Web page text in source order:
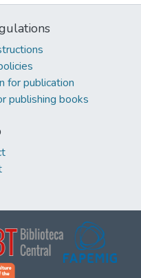
for publication
publishing books